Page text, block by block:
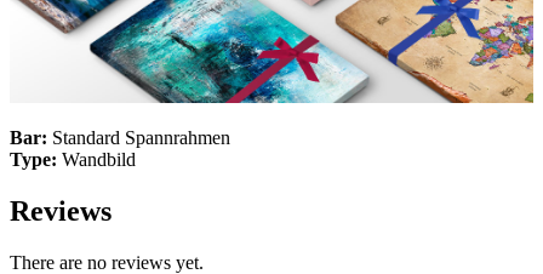
Bar: Standard Spannrahmen
Type: Wandbild
Reviews
There are no reviews yet.